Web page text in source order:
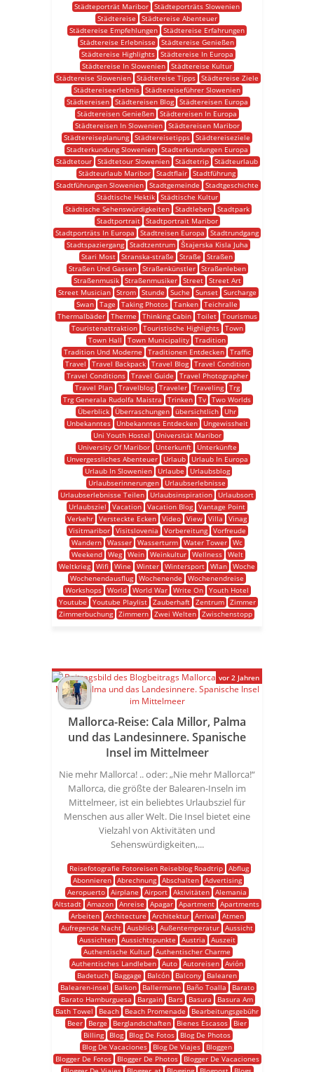
Städteporträt Maribor Städteporträts Slowenien
Städtereise
Städtereise Abenteuer
Städtereise Empfehlungen Städtereise Erfahrungen
Städtereise Erlebnisse
Städtereise Genießen
Städtereise Highlights
Städtereise In Europa
Städtereise In Slowenien Städtereise Kultur
Städtereise Slowenien
Städtereise Tipps
Städtereise Ziele
Städtereiseerlebnis Städtereiseführer Slowenien
Städtereisen
Städtereisen Blog
Städtereisen Europa
Städtereisen Genießen Städtereisen In Europa
Städtereisen In Slowenien
Städtereisen Maribor
Städtereiseplanung Städtereisetipps Städtereiseziele
Stadterkundung Slowenien
Stadterkundungen Europa
Städtetour Städtetour Slowenien Städtetrip Städteurlaub
Städteurlaub Maribor Stadtflair Stadtführung
Stadtführungen Slowenien
Stadtgemeinde
Stadtgeschichte
Städtische Hektik
Städtische Kultur
Städtische Sehenswürdigkeiten
Stadtleben
Stadtpark
Stadtportrait
Stadtportrait Maribor
Stadtporträts In Europa
Stadtreisen Europa
Stadtrundgang
Stadtspaziergang
Stadtzentrum
Štajerska Kisla Juha
Stari Most Stranska-straße Straße
Straßen
Straßen Und Gassen
Straßenkünstler
Straßenleben
Straßenmusik
Straßenmusiker Street
Street Art
Street Musician
Strom Stunde Suche Sunset
Surcharge
Swan Tage Taking Photos Tanken Teichralle
Thermalbäder
Therme Thinking Cabin Toilet
Tourismus
Touristenattraktion
Touristische Highlights
Town
Town Hall
Town Municipality Tradition
Tradition Und Moderne
Traditionen Entdecken
Traffic
Travel
Travel Backpack Travel Blog
Travel Condition
Travel Conditions
Travel Guide
Travel Photographer
Travel Plan
Travelblog Traveler Traveling
Trg
Trg Generala Rudolfa Maistra
Trinken Tv Two Worlds
Überblick
Überraschungen übersichtlich
Uhr
Unbekanntes
Unbekanntes Entdecken
Ungewissheit
Uni Youth Hostel
Universität Maribor
University Of Maribor
Unterkunft
Unterkünfte
Unvergessliches Abenteuer
Urlaub
Urlaub In Europa
Urlaub In Slowenien
Urlaube
Urlaubsblog
Urlaubserinnerungen
Urlaubserlebnisse
Urlaubserlebnisse Teilen
Urlaubsinspiration
Urlaubsort
Urlaubsziel
Vacation Vacation Blog Vantage Point
Verkehr Versteckte Ecken Video View Villa
Vinag
Visitmaribor
Visitslovenia Vorbereitung
Vorfreude
Wandern Wasser Wasserturm Water Tower Wc
Weekend
Weg Wein Weinkultur Wellness
Welt
Weltkrieg Wifi Wine Winter Wintersport Wlan Woche
Wochenendausflug Wochenende
Wochenendreise
Workshops World World War Write On Youth Hotel
Youtube
Youtube Playlist Zauberhaft Zentrum
Zimmer
Zimmerbuchung
Zimmern Zwei Welten Zwischenstopp
Mallorca-Reise: Cala Millor, Palma
und das Landesinnere. Spanische
Insel im Mittelmeer
Nie mehr Mallorca! .. oder: „Nie mehr Mallorca!“
Mallorca, die größte der Balearen-Inseln im
Mittelmeer, ist ein beliebtes Urlaubsziel für
Menschen aus aller Welt. Die Insel bietet eine
Vielzahl von Aktivitäten und
Sehenswürdigkeiten,...
Reisefotografie Fotoreisen Reiseblog Roadtrip
Abflug
Abonnieren
Abrechnung Abschalten
Advertising
Aeropuerto Airplane Airport Aktivitäten Alemania
Altstadt Amazon Anreise Apagar Apartment Apartments
Arbeiten
Architecture Architektur Arrival
Atmen
Aufregende Nacht Ausblick Außentemperatur Aussicht
Aussichten
Aussichtspunkte Austria
Auszeit
Authentische Kultur Authentischer Charme
Authentisches Landleben
Auto Autoreisen
Avión
Badetuch
Baggage Balcón Balcony
Balearen
Balearen-insel
Balkon Ballermann Baño Toalla
Barato
Barato Hamburguesa
Bargain Bars Basura
Basura Am
Bath Towel
Beach Beach Promenade
Bearbeitungsgebühr
Beer
Berge Berglandschaften Bienes Escasos
Bier
Billing
Blog Blog De Fotos
Blog De Photos
Blog De Vacaciones
Blog De Viajes
Bloggen
Blogger De Fotos
Blogger De Photos
Blogger De Vacaciones
vor 2 Jahren